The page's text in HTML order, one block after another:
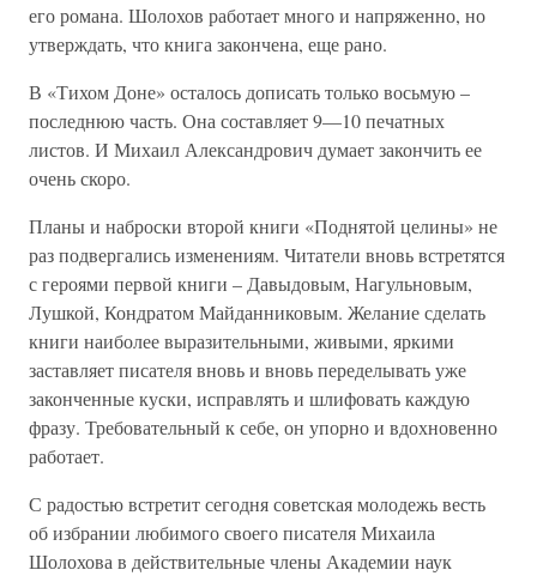
его романа. Шолохов работает много и напряженно, но
утверждать, что книга закончена, еще рано.
В «Тихом Доне» осталось дописать только восьмую –
последнюю часть. Она составляет 9—10 печатных
листов. И Михаил Александрович думает закончить ее
очень скоро.
Планы и наброски второй книги «Поднятой целины» не
раз подвергались изменениям. Читатели вновь встретятся
с героями первой книги – Давыдовым, Нагульновым,
Лушкой, Кондратом Майданниковым. Желание сделать
книги наиболее выразительными, живыми, яркими
заставляет писателя вновь и вновь переделывать уже
законченные куски, исправлять и шлифовать каждую
фразу. Требовательный к себе, он упорно и вдохновенно
работает.
С радостью встретит сегодня советская молодежь весть
об избрании любимого своего писателя Михаила
Шолохова в действительные члены Академии наук